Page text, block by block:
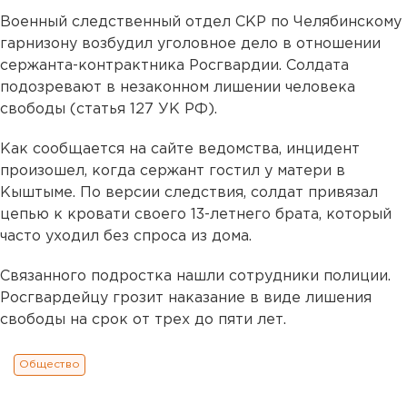
Военный следственный отдел СКР по Челябинскому
гарнизону возбудил уголовное дело в отношении
сержанта-контрактника Росгвардии. Солдата
подозревают в незаконном лишении человека
свободы (статья 127 УК РФ).
Как сообщается на сайте ведомства, инцидент
произошел, когда сержант гостил у матери в
Кыштыме. По версии следствия, солдат привязал
цепью к кровати своего 13-летнего брата, который
часто уходил без спроса из дома.
Связанного подростка нашли сотрудники полиции.
Росгвардейцу грозит наказание в виде лишения
свободы на срок от трех до пяти лет.
Общество